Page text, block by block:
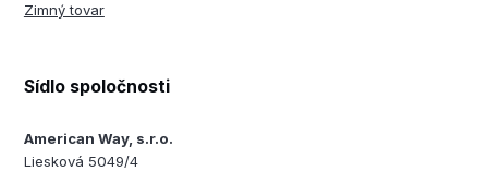
Zimný tovar
Sídlo spoločnosti
American Way, s.r.o.
Liesková 5049/4